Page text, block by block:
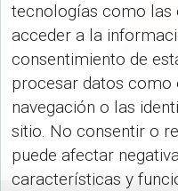
tecnologías como
acceder a la
consentimiento de
procesar datos
navegación o las
sitio. No consentir o
puede afectar
características y
BAR
Bolsa